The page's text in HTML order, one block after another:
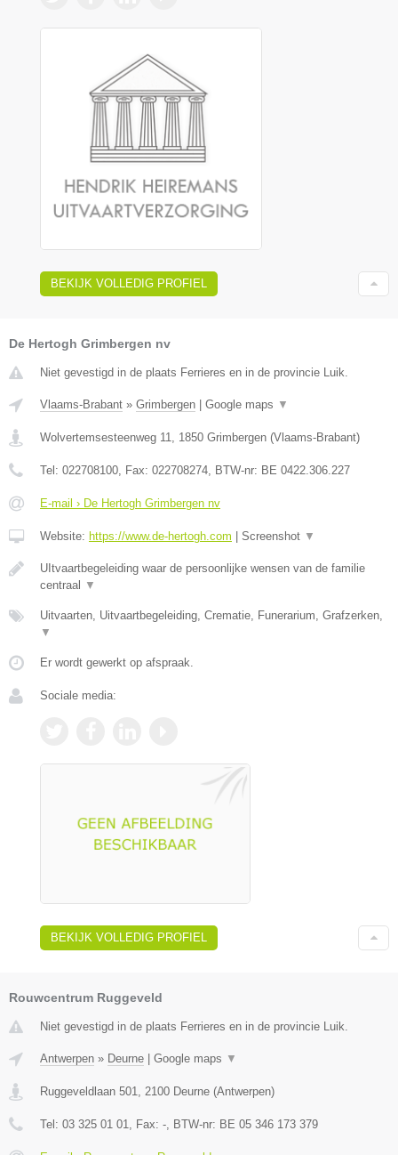
BEKIJK VOLLEDIG PROFIEL
De Hertogh Grimbergen nv
Niet gevestigd in de plaats Ferrieres en in de provincie Luik.
Vlaams-Brabant » Grimbergen Google maps ▼
Wolvertemsesteenweg 11 1850 Grimbergen (Vlaams-Brabant)
Tel: 022708100 , Fax: 022708274 , BTW-nr: BE 0422.306.227
E-mail › De Hertogh Grimbergen nv
Website: https://www.de-hertogh.com Screenshot ▼
UItvaartbegeleiding waar de persoonlijke wensen van de familie
centraal
▼
Uitvaarten, Uitvaartbegeleiding, Crematie, Funerarium, Grafzerken,
▼
Er wordt gewerkt op afspraak.
Sociale media:
BEKIJK VOLLEDIG PROFIEL
Rouwcentrum Ruggeveld
Niet gevestigd in de plaats Ferrieres en in de provincie Luik.
Antwerpen » Deurne Google maps ▼
Ruggeveldlaan 501, 2100 Deurne (Antwerpen)
Tel: 03 325 01 01, Fax: -, BTW-nr: BE 05 346 173 379